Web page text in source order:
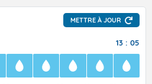
METTRE À JOUR
13 : 05